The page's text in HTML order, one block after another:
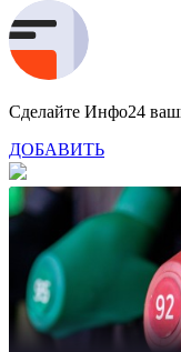
Сделайте Инфо24
ДОБАВИТЬ